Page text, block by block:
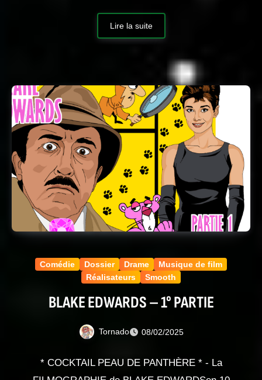
Lire la suite
Comédie Dossier Drame
Musique de film
Réalisateurs
Smooth
BLAKE EDWARDS – 1° PARTIE
Tornado 08/02/2025
* COCKTAIL PEAU DE PANTHÈRE * - La